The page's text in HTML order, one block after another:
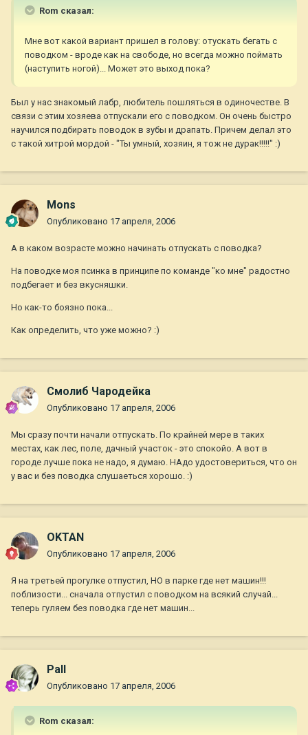
Rom сказал:
Мне вот какой вариант пришел в голову: отускать бегать с
поводком - вроде как на свободе, но всегда можно поймать
(наступить ногой)... Может это выход пока?
Был у нас знакомый лабр, любитель пошляться в одиночестве. В
связи с этим хозяева отпускали его с поводком. Он очень быстро
научился подбирать поводок в зубы и драпать. Причем делал это
с такой хитрой мордой - "Ты умный, хозяин, я тож не дурак!!!!!" :)
Mons
Опубликовано 17 апреля, 2006
А в каком возрасте можно начинать отпускать с поводка?
На поводке моя псинка в принципе по команде "ко мне" радостно
подбегает и без вкусняшки.
Но как-то боязно пока...
Как определить, что уже можно? :)
Смолиб Чародейка
Опубликовано 17 апреля, 2006
Мы сразу почти начали отпускать. По крайней мере в таких
местах, как лес, поле, дачный участок - это спокойо. А вот в
городе лучше пока не надо, я думаю. НАдо удостовериться, что он
у вас и без поводка слушаеться хорошо. :)
OKTAN
Опубликовано 17 апреля, 2006
Я на третьей прогулке отпустил, НО в парке где нет машин!!!
поблизости... сначала отпустил с поводком на всякий случай...
теперь гуляем без поводка где нет машин...
Pall
Опубликовано 17 апреля, 2006
Rom сказал: